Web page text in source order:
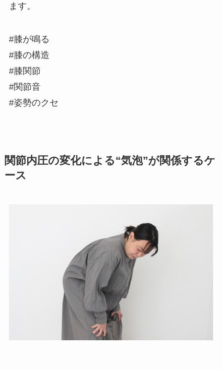
ます。
#膝が鳴る
#膝の構造
#膝関節
#関節音
#姿勢のクセ
関節内圧の変化による“気泡”が関係するケ
ース